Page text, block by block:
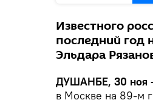
Известного
последний год
Эльдара
ДУШАНБЕ, 30 ноя
в Москве на 89-м